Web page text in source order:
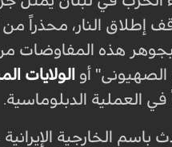
إطلاق النار، محذراً من
هذه المفاوضات
الصهیونی" أو الولايات
العملية الدبلوماسية.
باسم الخارجية